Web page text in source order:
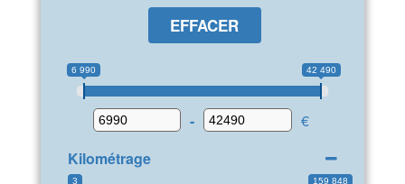
EFFACER
6 990 42 490
-
€
Kilométrage
3 159 848